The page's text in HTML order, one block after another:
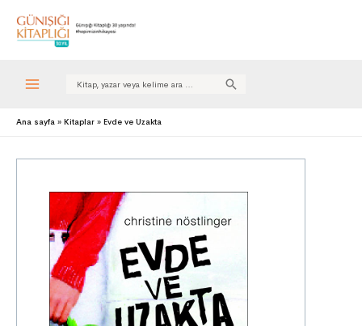
Search
Ana sayfa Kitaplar Evde ve Uzakta